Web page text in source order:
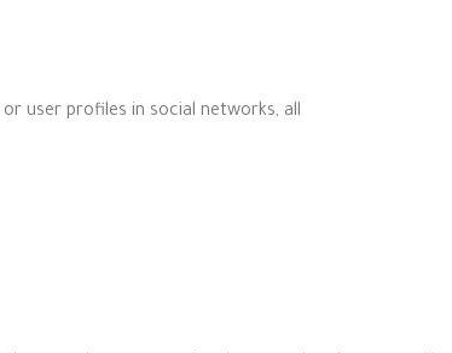
user profiles in social networks, all